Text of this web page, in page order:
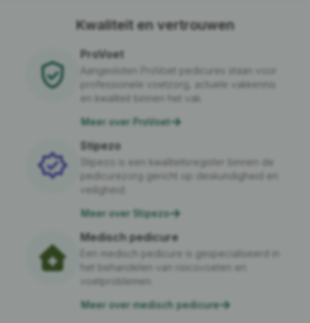
Kwaliteit en vertrouwen
ProVoet
Aangesloten ProVoet pedicures staan voor
professionele voetzorg, actuele vakkennis
en kwaliteit binnen het vak.
Meer over ProVoet
Stipezo
Stipezo is een kwaliteitsregister binnen de
pedicurezorg gericht op deskundigheid en
veiligheid.
Meer over Stipezo
Medisch pedicure
Een medisch pedicure is gespecialiseerd in
het behandelen van risicovoeten en
voetproblemen.
Meer over medisch pedicure